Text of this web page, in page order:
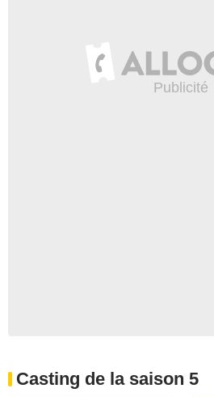
Casting de la saison 5